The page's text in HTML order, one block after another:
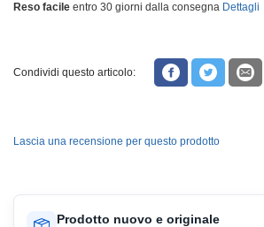
Reso facile entro 30 giorni dalla consegna Dettagli
Condividi questo articolo:
Lascia una recensione per questo prodotto
Prodotto nuovo e originale